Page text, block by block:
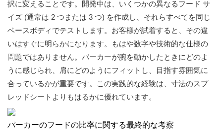
択に変えることです。開発中は、いくつかの異なるフード サ
イズ (通常は 2 つまたは 3 つ) を作成し、それらすべてを同じ
ベースボディでテストします。お客様が試着すると、その違
いはすぐに明らかになります。もはや数字や技術的な仕様の
問題ではありません。パーカーが腕を動かしたときにどのよ
うに感じられ、肩にどのようにフィットし、目指す雰囲気に
合っているかが重要です。この実践的な経験は、寸法のスプ
レッドシートよりもはるかに優れています。
パーカーのフードの比率に関する最終的な考察